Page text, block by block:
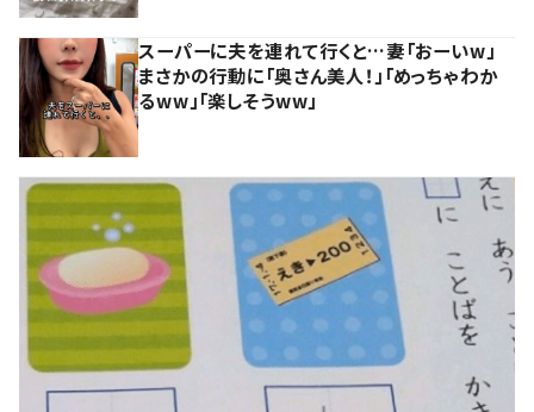
スーパーに夫を連れて行くと…妻「おーいw」
まさかの行動に「奥さん美人！」「めっちゃわか
るww」「楽しそうww」